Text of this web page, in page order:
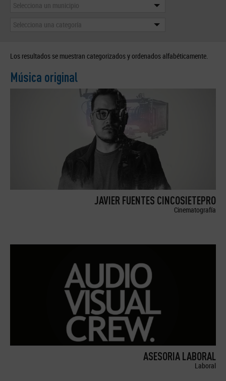
Selecciona un municipio
Selecciona una categoría
Los resultados se muestran categorizados y ordenados alfabéticamente.
Música original
JAVIER FUENTES CINCOSIETEPRO
Cinematografía
ASESORIA LABORAL
Laboral